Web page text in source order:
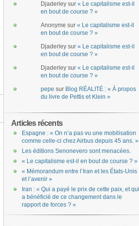
Djaderley sur « Le capitalisme est-il
en bout de course ? »
Anonyme sur « Le capitalisme est-il
en bout de course ? »
Djaderley sur « Le capitalisme est-il
en bout de course ? »
Djaderley sur « Le capitalisme est-il
en bout de course ? »
pepe sur Blog RÉALITÉ : « À propos
du livre de Pettis et Klein »
Articles récents
Espagne : « On n’a pas vu une mobilisation
comme celle-ci chez Airbus depuis 45 ans. »
Les éditions Senonevero sont menacées.
« Le capitalisme est-il en bout de course ? »
« Mémorandum entre l’Iran et les États-Unis
et l’avenir »
Iran : « Qui a payé le prix de cette paix, et qui
a bénéficié de ce changement dans le
rapport de forces ? »